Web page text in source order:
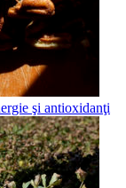
şi antioxidanţi